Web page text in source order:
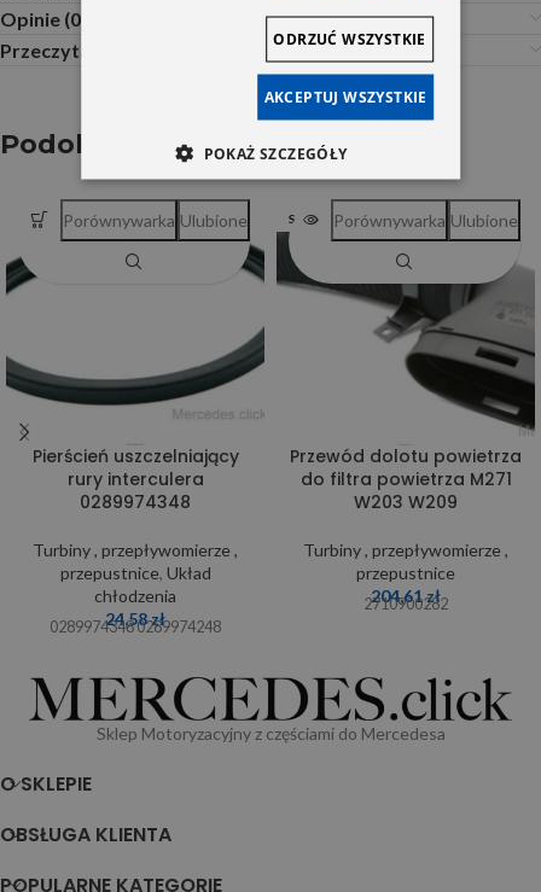
Opinie (0)
Przeczytaj Przed Zakupem
Podobne produkty
Pierścień uszczelniający
rury interculera
0289974348
Turbiny , przepływomierze ,
przepustnice, Układ
chłodzenia
24,58zł
0289974348 0289974248
Porównywarka Ulubione SOLD OUT
Przewód dolotu powietrza
do filtra powietrza M271
W203 W209
Turbiny , przepływomierze ,
przepustnice
204,61zł
2710900282
Porównywarka Ulubione
Sklep Motoryzacyjny z częściami do Mercedesa
O SKLEPIE
OBSŁUGA KLIENTA
POPULARNE KATEGORIE
AKCEPTUJ WSZYSTKIE
ODRZUĆ WSZYSTKIE
POKAŻ SZCZEGÓŁY